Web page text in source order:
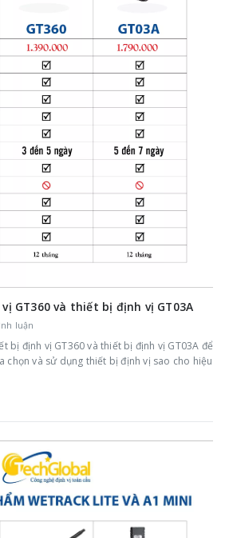
GT360 và thiết bị định vị GT03A
luận
bị định vị GT360 và thiết bị định vị GT03A để
chọn và sử dụng thiết bị định vị sao cho hiệu